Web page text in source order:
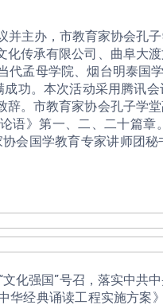
传承有限公司、曲阜大
孟母学院、烟台明泰国
功。本次活动采用腾讯
。市教育家协会孔子学
语》第一、二、二十篇
会国学教育专家讲师团
华经典诵读工程实施方案